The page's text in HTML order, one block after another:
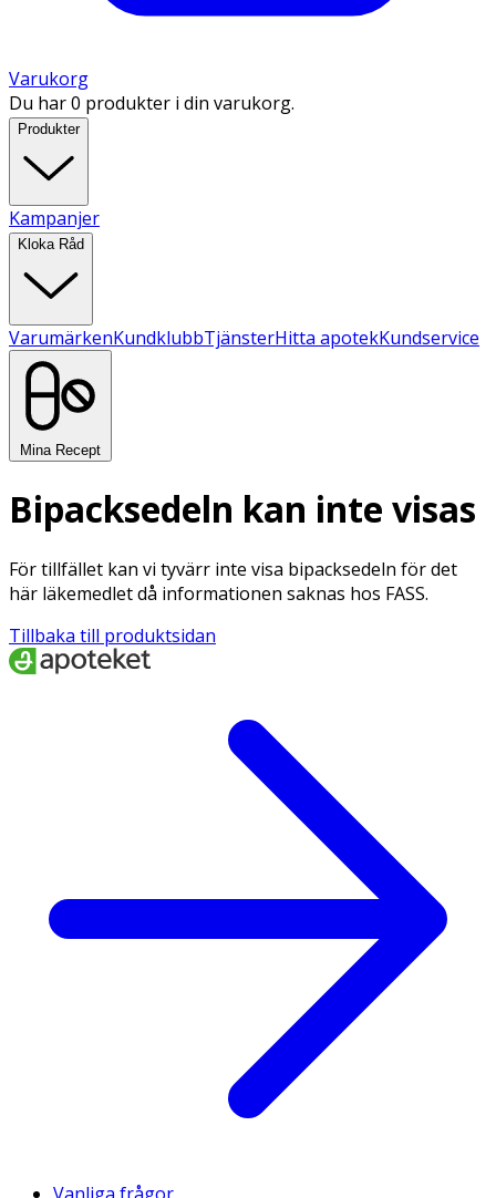
Varukorg
Du har 0 produkter i din varukorg.
Produkter
Kampanjer
Kloka Råd
VarumärkenKundklubbTjänsterHitta apotekKundservice
Mina Recept
Bipacksedeln kan inte visas
För tillfället kan vi tyvärr inte visa bipacksedeln för det
här läkemedlet då informationen saknas hos FASS.
Tillbaka till produktsidan